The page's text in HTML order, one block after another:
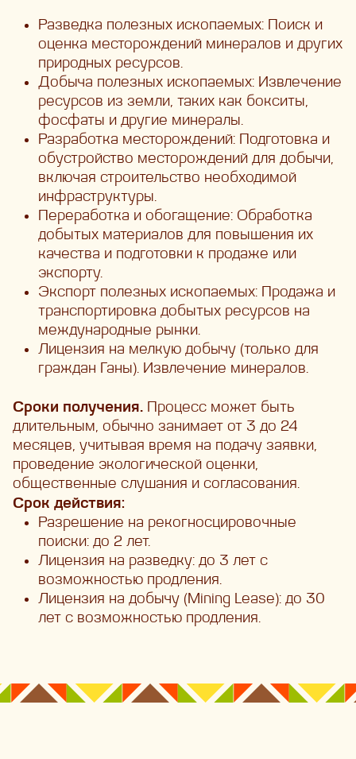
Разведка полезных ископаемых: Поиск и
оценка месторождений минералов и других
природных ресурсов.
Добыча полезных ископаемых: Извлечение
ресурсов из земли, таких как бокситы,
фосфаты и другие минералы.
Разработка месторождений: Подготовка и
обустройство месторождений для добычи,
включая строительство необходимой
инфраструктуры.
Переработка и обогащение: Обработка
добытых материалов для повышения их
качества и подготовки к продаже или
экспорту.
Экспорт полезных ископаемых: Продажа и
транспортировка добытых ресурсов на
международные рынки.
Лицензия на мелкую добычу (только для
граждан Ганы). Извлечение минералов.
Сроки получения. Процесс может быть
длительным, обычно занимает от 3 до 24
месяцев, учитывая время на подачу заявки,
проведение экологической оценки,
общественные слушания и согласования.
Срок действия:
Разрешение на рекогносцировочные
поиски: до 2 лет.
Лицензия на разведку: до 3 лет с
возможностью продления.
Лицензия на добычу (Mining Lease): до 30
лет с возможностью продления.